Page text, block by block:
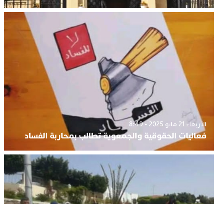
الأربعاء 21 مايو 2025 - 8:49
فعاليات الحقوقية والجمعوية تطالب بمحاربة الفساد